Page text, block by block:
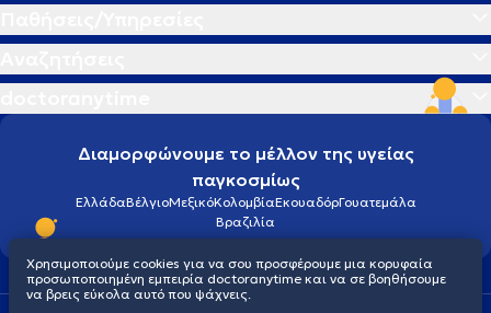
Διαμορφώνουμε το μέλλον της υγείας
παγκοσμίως
ΕλλάδαΒέλγιοΜεξικόΚολομβίαΕκουαδόρΓουατεμάλα
Βραζιλία
Χρησιμοποιούμε cookies για να σου προσφέρουμε μια κορυφαία
προσωποποιημένη εμπειρία doctoranytime και να σε βοηθήσουμε
να βρεις εύκολα αυτό που ψάχνεις.